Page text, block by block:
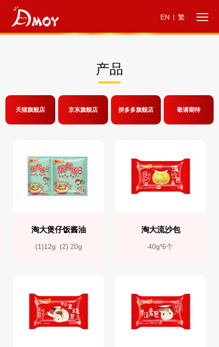
EN 繁
产品
天猫旗舰店 京东旗舰店 拼多多旗舰店 敬请期待
淘大煲仔饭酱油
(1)12g  (2) 20g
淘大流沙包
40g*6个